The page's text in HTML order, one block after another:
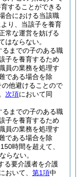
することができる
合における当該職
り、当該子を養育
常な運営を妨げる
はならない。
までの子のある職
子を養育するため
員の業務を処理す
である場合を除
の他避けることので
次項において同
までの子のある職
子を養育するため
員の業務を処理す
である場合を除
時間を超えて、
らない。
る要介護者を介護
おいて、 第1項中